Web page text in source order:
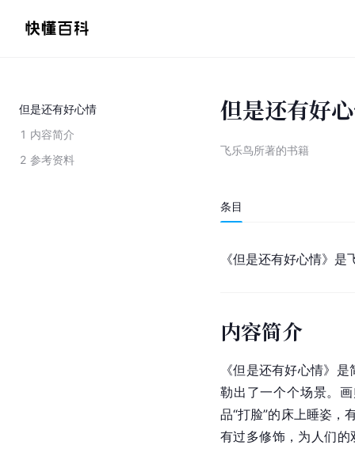
但是还有好心情
1 内容简介
2 参考资料
但是还有好
飞乐鸟所著的书籍
条目
《但是还有好心情》是
内容简介
《但是还有好心情》
勒出了一个个场景。
品“打脸”的床上睡姿，
有过多修饰，为人们的